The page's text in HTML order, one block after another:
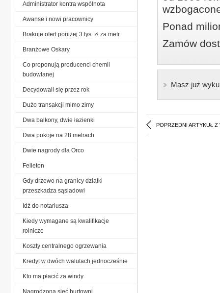
Ponad
Zamów
Masz już
POPRZEDNI ARTYKUŁ Z
Administrator kontra wspólnota
Awanse i nowi pracownicy
Brakuje ofert poniżej 3 tys. zł za metr
Branżowe Oskary
Co proponują producenci chemii
budowlanej
Decydowali się przez rok
Dużo transakcji mimo zimy
Dwa balkony, dwie łazienki
Dwa pokoje na 28 metrach
Dwie nagrody dla Orco
Felieton
Gdy drzewo na granicy działki
przeszkadza sąsiadowi
Idź do notariusza
Kiedy wymagane są kwalifikacje
rolnicze
Koszty centralnego ogrzewania
Kredyt w dwóch walutach jednocześnie
Kto ma płacić za windy
Nagrodzona sieć hurtowni